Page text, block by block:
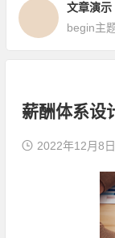
文章演示
begin主
薪酬体系设
2022年12月8日